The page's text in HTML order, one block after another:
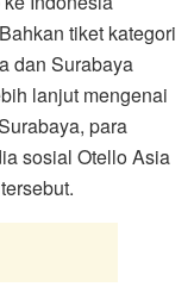
tiket kategori
dan Surabaya
lanjut mengenai
para
sosial Otello Asia